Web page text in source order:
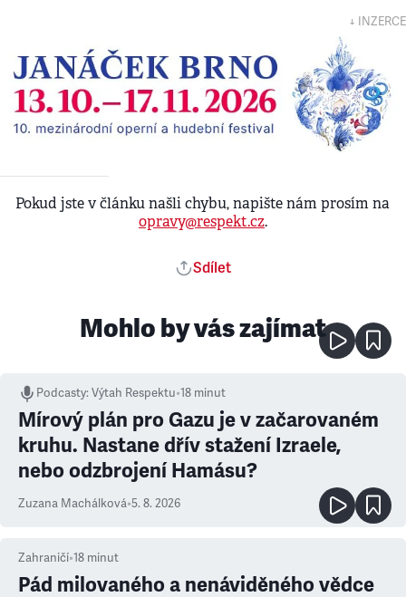
↓ INZERCE
Pokud jste v článku našli chybu, napište nám prosím na
opravy@respekt.cz.
Sdílet
Mohlo by vás zajímat
Podcasty:Výtah Respektu•18 minut
Mírový plán pro Gazu je v začarovaném
kruhu. Nastane dřív stažení Izraele,
nebo odzbrojení Hamásu?
Zuzana Machálková•5. 8. 2026
Zahraničí•18 minut
Pád milovaného a nenáviděného vědce